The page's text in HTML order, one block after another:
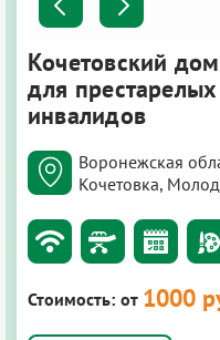
Кочетовский
для
инвалидов
Воронежская
Кочетовка,
Стоимость: от 1000